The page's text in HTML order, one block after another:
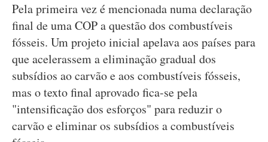
Pela primeira vez é mencionada numa declaração
final de uma COP a questão dos combustíveis
fósseis. Um projeto inicial apelava aos países para
que acelerassem a eliminação gradual dos
subsídios ao carvão e aos combustíveis fósseis,
mas o texto final aprovado fica-se pela
"intensificação dos esforços" para reduzir o
carvão e eliminar os subsídios a combustíveis